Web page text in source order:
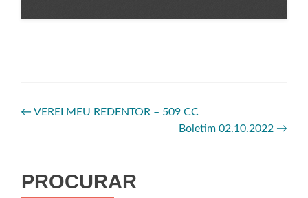
← VEREI MEU REDENTOR – 509 CC
Boletim 02.10.2022 →
PROCURAR